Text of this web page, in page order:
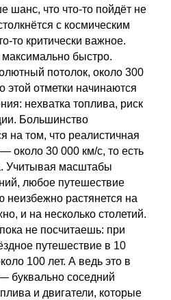
шанс, что что-то пойдёт не
с космическим
то критически важное.
быстро.
потолок, около 300
этой отметки начинаются
нехватка топлива, риск
Большинство
на том, что реалистичная
около 30 000 км/с, то есть
Учитывая масштабы
любое путешествие
растянется на
и на несколько столетий.
не посчитаешь: при
путешествие в 10
100 лет. А ведь это в
буквально соседний
и двигатели, которые